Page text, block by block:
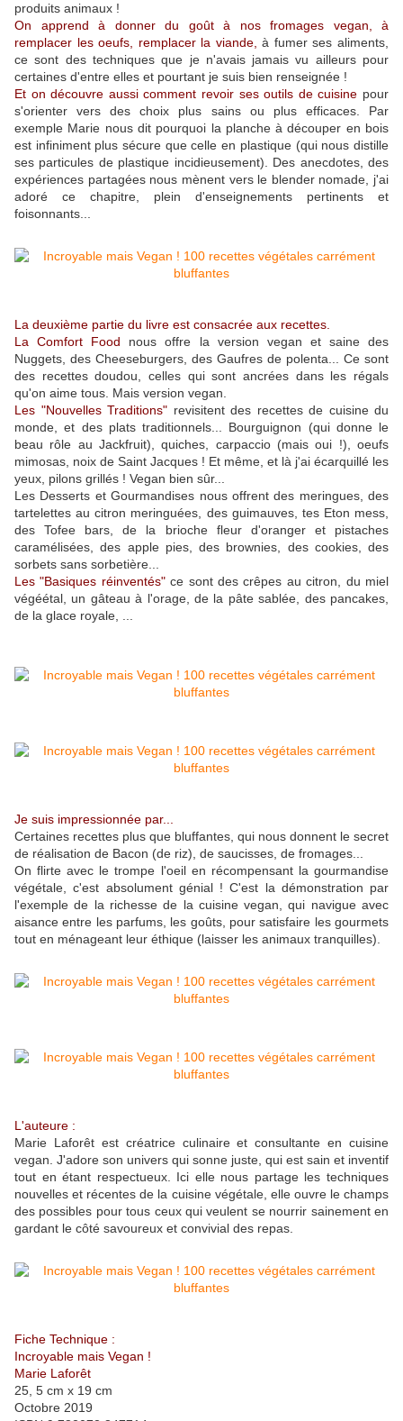
produits animaux !
On apprend à donner du goût à nos fromages vegan, à
remplacer les oeufs, remplacer la viande,à fumer ses aliments,
ce sont des techniques que je n'avais jamais vu ailleurs pour
certaines d'entre elles et pourtant je suis bien renseignée !
Et on découvre aussi comment revoir ses outils de cuisine pour
s'orienter vers des choix plus sains ou plus efficaces. Par
exemple Marie nous dit pourquoi la planche à découper en bois
est infiniment plus sécure que celle en plastique (qui nous distille
ses particules de plastique incidieusement). Des anecdotes, des
expériences partagées nous mènent vers le blender nomade, j'ai
adoré ce chapitre, plein d'enseignements pertinents et
foisonnants...
La deuxième partie du livre est consacrée aux recettes.
La Comfort Food nous offre la version vegan et saine des
Nuggets, des Cheeseburgers, des Gaufres de polenta... Ce sont
des recettes doudou, celles qui sont ancrées dans les régals
qu'on aime tous. Mais version vegan.
Les "Nouvelles Traditions" revisitent des recettes de cuisine du
monde, et des plats traditionnels... Bourguignon (qui donne le
beau rôle au Jackfruit), quiches, carpaccio (mais oui !), oeufs
mimosas, noix de Saint Jacques ! Et même, et là j'ai écarquillé les
yeux, pilons grillés ! Vegan bien sûr...
Les Desserts et Gourmandises nous offrent des meringues, des
tartelettes au citron meringuées, des guimauves, tes Eton mess,
des Tofee bars, de la brioche fleur d'oranger et pistaches
caramélisées, des apple pies, des brownies, des cookies, des
sorbets sans sorbetière...
Les "Basiques réinventés"ce sont des crêpes au citron, du miel
végéétal, un gâteau à l'orage, de la pâte sablée, des pancakes,
de la glace royale, ...
Je suis impressionnée par...
Certaines recettes plus que bluffantes, qui nous donnent le secret
de réalisation de Bacon (de riz), de saucisses, de fromages...
On flirte avec le trompe l'oeil en récompensant la gourmandise
végétale, c'est absolument génial ! C'est la démonstration par
l'exemple de la richesse de la cuisine vegan, qui navigue avec
aisance entre les parfums, les goûts, pour satisfaire les gourmets
tout en ménageant leur éthique (laisser les animaux tranquilles).
L'auteure :
Marie Laforêt est créatrice culinaire et consultante en cuisine
vegan. J'adore son univers qui sonne juste, qui est sain et inventif
tout en étant respectueux. Ici elle nous partage les techniques
nouvelles et récentes de la cuisine végétale, elle ouvre le champs
des possibles pour tous ceux qui veulent se nourrir sainement en
gardant le côté savoureux et convivial des repas.
Fiche Technique :
Incroyable mais Vegan !
Marie Laforêt
25, 5 cm x 19 cm
Octobre 2019